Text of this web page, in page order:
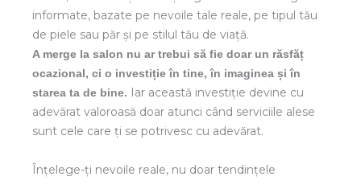
informate, bazate pe nevoile tale reale, pe tipul tău
de piele sau păr și pe stilul tău de viață.
A merge la salon nu ar trebui să fie doar un răsfăț
ocazional, ci o investiție în tine, în imaginea și în
starea ta de bine. Iar această investiție devine cu
adevărat valoroasă doar atunci când serviciile alese
sunt cele care ți se potrivesc cu adevărat.
Înțelege-ți nevoile reale, nu doar tendințele